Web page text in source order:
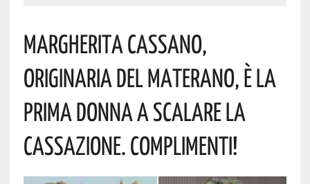
Margherita Cassano,
Originaria Del Materano, È La
Prima Donna A Scalare La
Cassazione. Complimenti!